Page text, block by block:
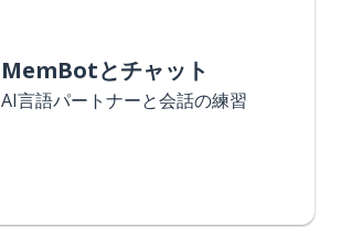
MemBotとチャット
AI言語パートナーと会話の練習